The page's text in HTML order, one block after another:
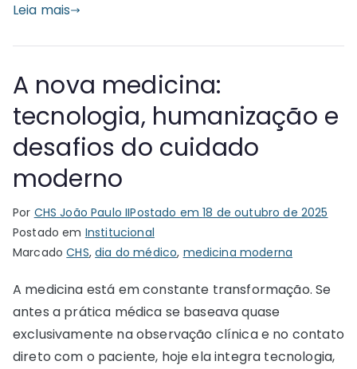
Leia mais
A nova medicina:
tecnologia, humanização e
desafios do cuidado
moderno
Por CHS João Paulo IIPostado em18 de outubro de 2025
Postado em Institucional
MarcadoCHS,dia do médico, medicina moderna
A medicina está em constante transformação. Se
antes a prática médica se baseava quase
exclusivamente na observação clínica e no contato
direto com o paciente, hoje ela integra tecnologia,